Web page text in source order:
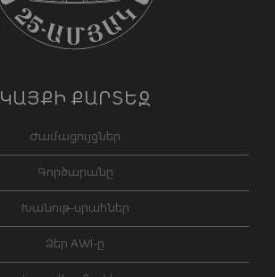
ԿԱՅՔԻ ՔԱՐՏԵԶ
Ժամացույցներ
Գործարանը
Խանութ-սրահներ
Ձեր AWI-ը